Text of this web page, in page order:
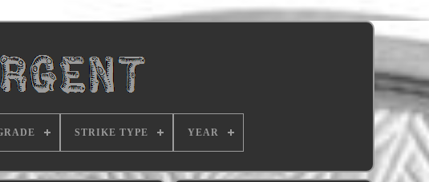
STRIKE TYPE YEAR